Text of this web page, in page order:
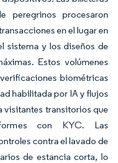
peregrinos procesaron
en el lugar en
sistema y los diseños de
Estos volúmenes
biométricas
habilitada por IA y flujos
transitorios que
con KYC. Las
contra el lavado de
de estancia corta, lo